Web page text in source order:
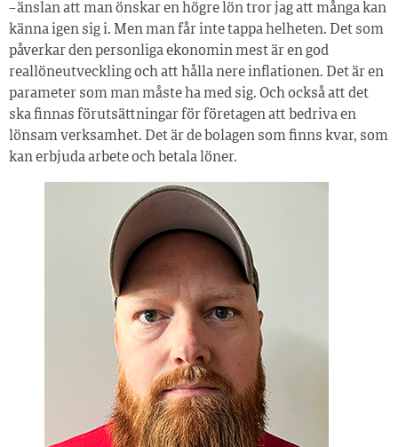
– änslan att man önskar en högre lön tror jag att många kan
känna igen sig i. Men man får inte tappa helheten. Det som
påverkar den personliga ekonomin mest är en god
reallöneutveckling och att hålla nere inflationen. Det är en
parameter som man måste ha med sig. Och också att det
ska finnas förutsättningar för företagen att bedriva en
lönsam verksamhet. Det är de bolagen som finns kvar, som
kan erbjuda arbete och betala löner.